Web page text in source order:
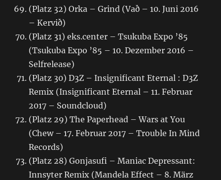
(Platz 32) Orka – Grind (Vað – 10. Juni 2016
– Kervið)
(Platz 31) eks.center – Tsukuba Expo ’85
(Tsukuba Expo ’85 – 10. Dezember 2016 –
Selfrelease)
(Platz 30) D3Z – Insignificant Eternal : D3Z
Remix (Insignificant Eternal – 11. Februar
2017 – Soundcloud)
(Platz 29) The Paperhead – Wars at You
(Chew – 17. Februar 2017 – Trouble In Mind
Records)
(Platz 28) Gonjasufi – Maniac Depressant:
Innsyter Remix (Mandela Effect – 8. März